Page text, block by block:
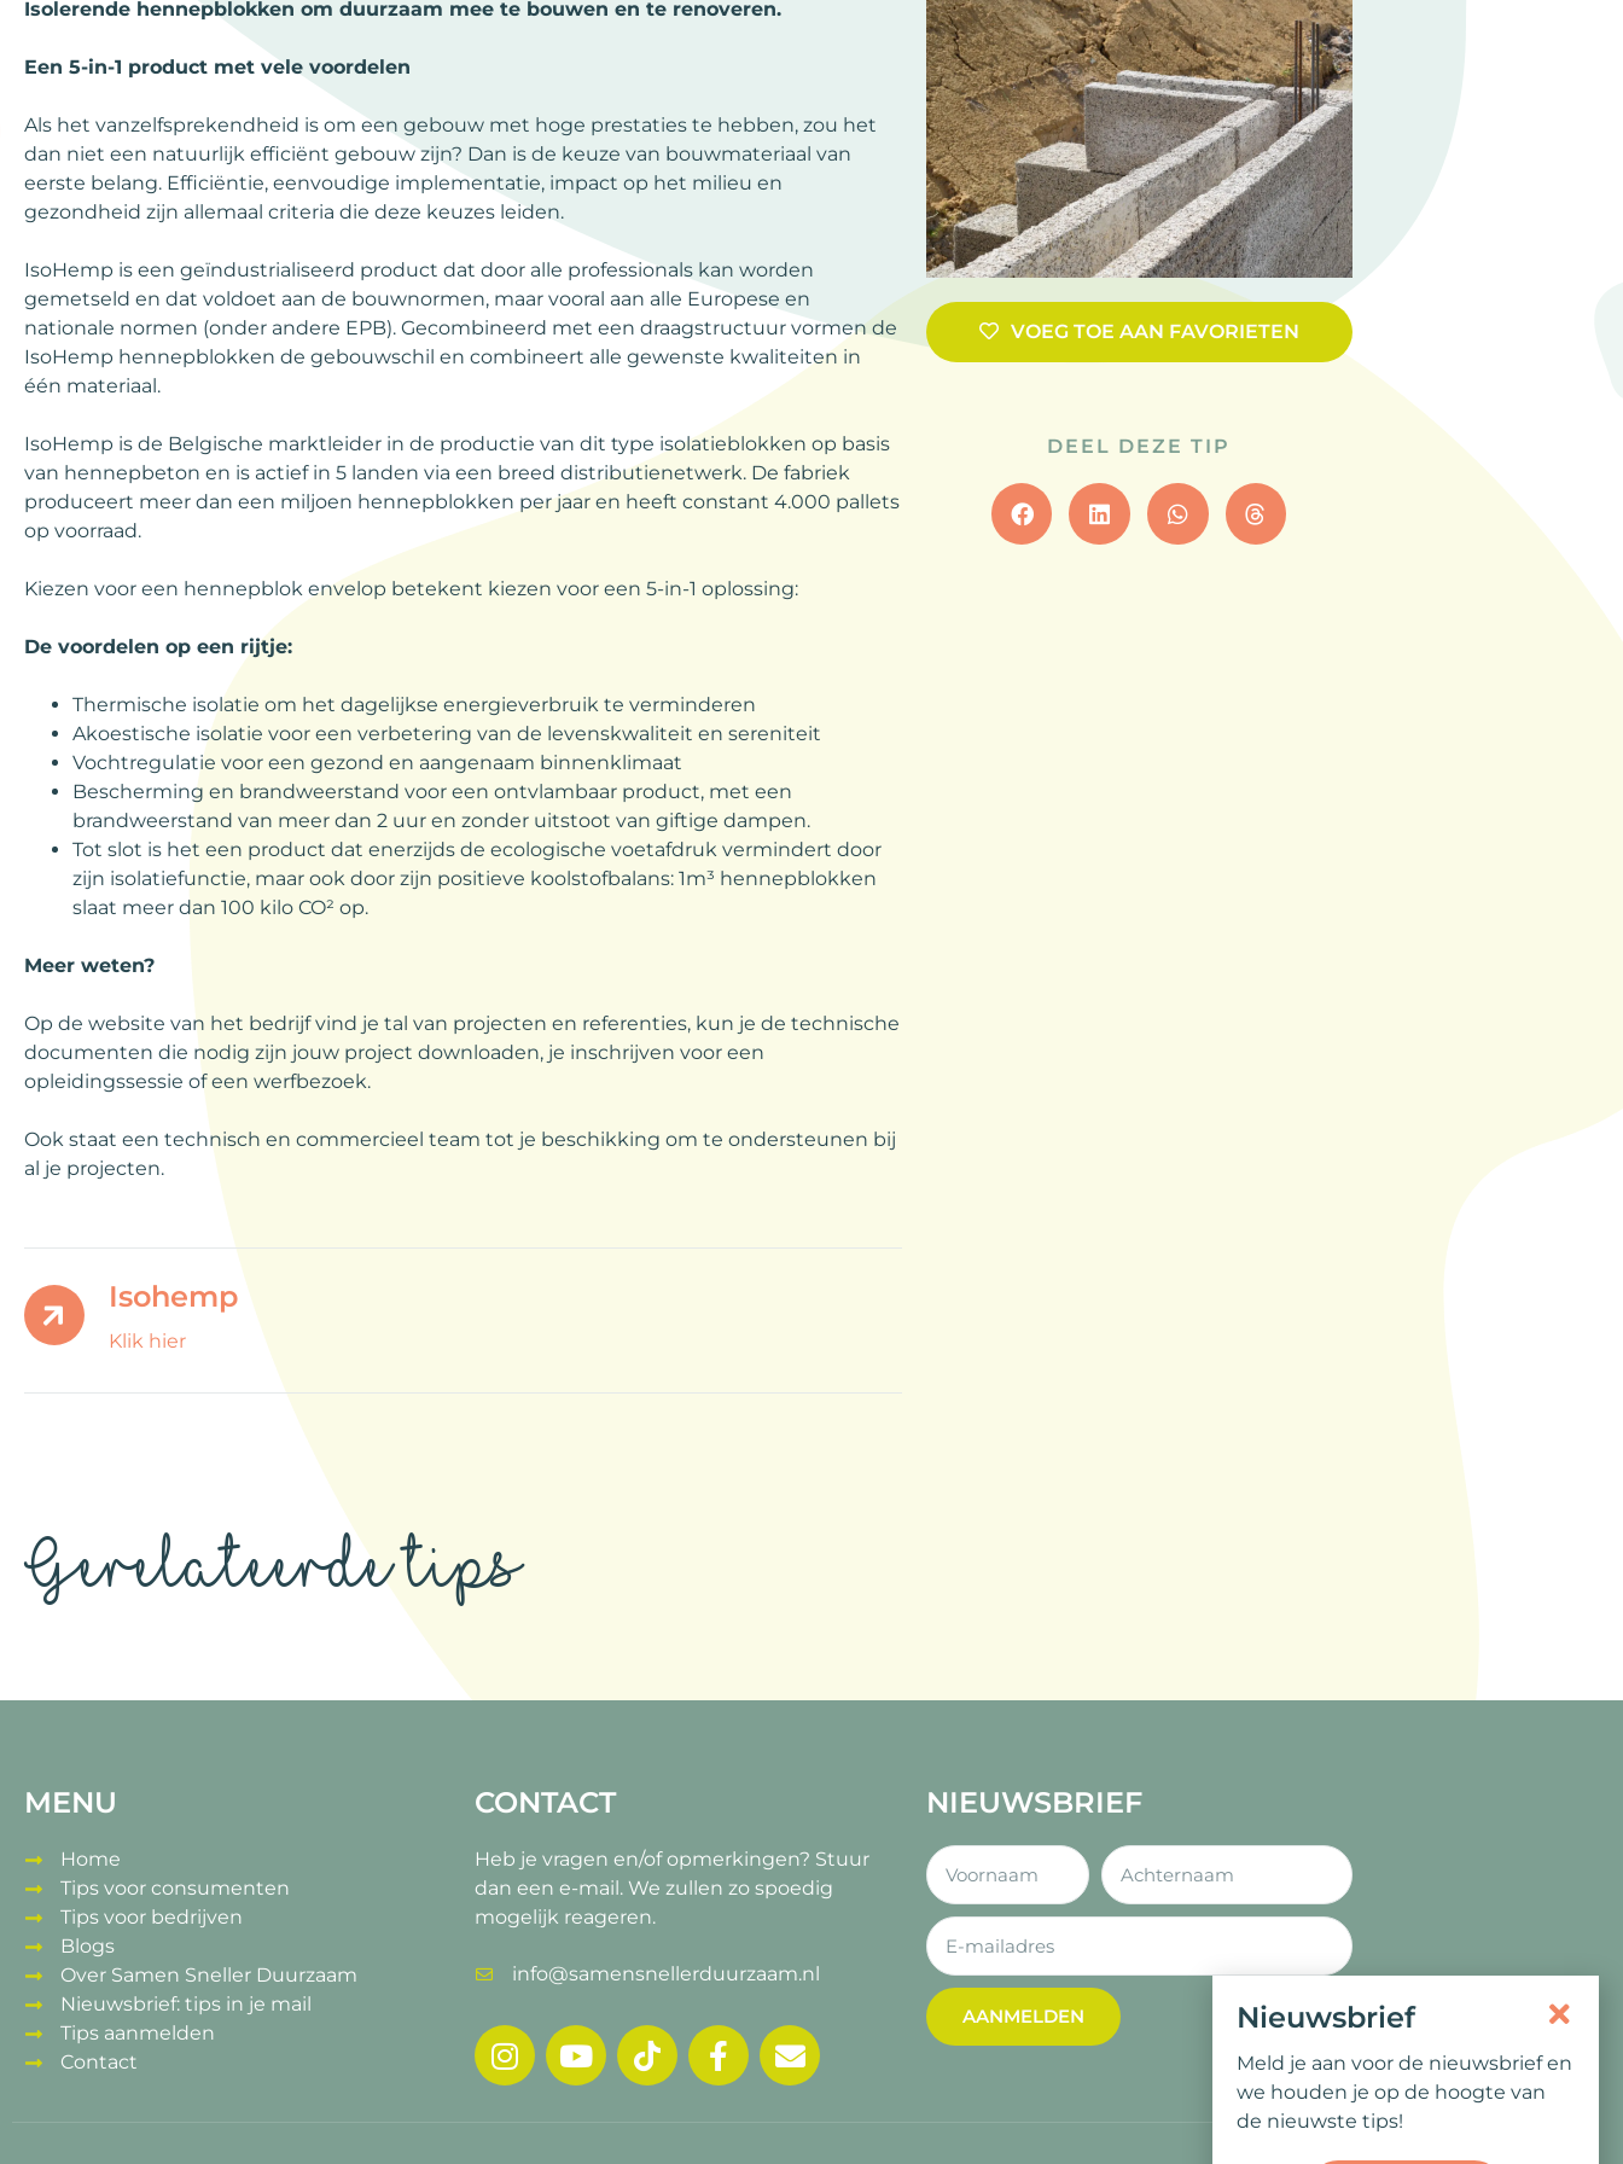
Isolerende hennepblokken om duurzaam mee te bouwen en te renoveren.
Een 5-in-1 product met vele voordelen
Als het vanzelfsprekendheid is om een gebouw met hoge prestaties te hebben, zou het
dan niet een natuurlijk efficiënt gebouw zijn? Dan is de keuze van bouwmateriaal van
eerste belang. Efficiëntie, eenvoudige implementatie, impact op het milieu en
gezondheid zijn allemaal criteria die deze keuzes leiden.
IsoHemp is een geïndustrialiseerd product dat door alle professionals kan worden
gemetseld en dat voldoet aan de bouwnormen, maar vooral aan alle Europese en
nationale normen (onder andere EPB). Gecombineerd met een draagstructuur vormen de
IsoHemp hennepblokken de gebouwschil en combineert alle gewenste kwaliteiten in
één materiaal.
IsoHemp is de Belgische marktleider in de productie van dit type isolatieblokken op basis
van hennepbeton en is actief in 5 landen via een breed distributienetwerk. De fabriek
produceert meer dan een miljoen hennepblokken per jaar en heeft constant 4.000 pallets
op voorraad.
Kiezen voor een hennepblok envelop betekent kiezen voor een 5-in-1 oplossing:
De voordelen op een rijtje:
Thermische isolatie om het dagelijkse energieverbruik te verminderen
Akoestische isolatie voor een verbetering van de levenskwaliteit en sereniteit
Vochtregulatie voor een gezond en aangenaam binnenklimaat
Bescherming en brandweerstand voor een ontvlambaar product, met een
brandweerstand van meer dan 2 uur en zonder uitstoot van giftige dampen.
Tot slot is het een product dat enerzijds de ecologische voetafdruk vermindert door
zijn isolatiefunctie, maar ook door zijn positieve koolstofbalans: 1m³ hennepblokken
slaat meer dan 100 kilo CO² op.
Meer weten?
Op de website van het bedrijf vind je tal van projecten en referenties, kun je de technische
documenten die nodig zijn jouw project downloaden, je inschrijven voor een
opleidingssessie of een werfbezoek.
Ook staat een technisch en commercieel team tot je beschikking om te ondersteunen bij
al je projecten.
Isohemp
Klik hier
VOEG TOE AAN FAVORIETEN
DEEL DEZE TIP
Gerelateerde tips
MENU
Home
Tips voor consumenten
Tips voor bedrijven
Blogs
Over Samen Sneller Duurzaam
Nieuwsbrief: tips in je mail
Tips aanmelden
Contact
CONTACT
Heb je vragen en/of opmerkingen? Stuur
dan een e-mail. We zullen zo spoedig
mogelijk reageren.
info@samensnellerduurzaam.nl
NIEUWSBRIEF
AANMELDEN Nieuwsbrief
Meld je aan voor de nieuwsbrief en
we houden je op de hoogte van
de nieuwste tips!